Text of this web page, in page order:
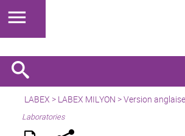
LABEX > LABEX MILYON >Version anglaise
Laboratories